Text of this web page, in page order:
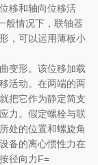
移和轴向位移活
般情况下，联轴器
，可以运用薄板小
变形。该位移加载
活动。在两端的两
把它作为静定简支
力。假定螺栓与联
处的位置和螺旋角
备的离心惯性力在
径向力F=